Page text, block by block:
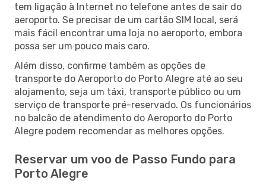
tem ligação à Internet no telefone antes de sair do
aeroporto. Se precisar de um cartão SIM local, será
mais fácil encontrar uma loja no aeroporto, embora
possa ser um pouco mais caro.
Além disso, confirme também as opções de
transporte do Aeroporto do Porto Alegre até ao seu
alojamento, seja um táxi, transporte público ou um
serviço de transporte pré-reservado. Os funcionários
no balcão de atendimento do Aeroporto do Porto
Alegre podem recomendar as melhores opções.
Reservar um voo de Passo Fundo para
Porto Alegre